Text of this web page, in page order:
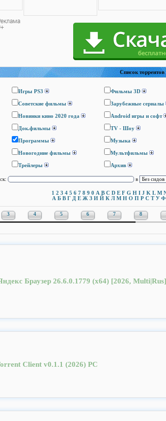
Список торрентов
Игры PS3 Фильмы 3D
Cоветские фильмы Зарубежные сериалы
Новинки кино 2020 года Android игры и софт
Док.фильмы TV - Шоу
Программы Музыка
Новогодние фильмы Мультфильмы
Трейлеры Архив
в
1 2 3 4 5 6 7 8 9 0 A B C D E F G H I J K L M
А Б В Г Д Е Ж З И Й К Л М Н О П Р С Т У Ф
3 4 5 6 7 8
Браузер 26.6.0.1779 (x64) [2026, Multi|Rus]
Client v0.1.1 (2026) PC